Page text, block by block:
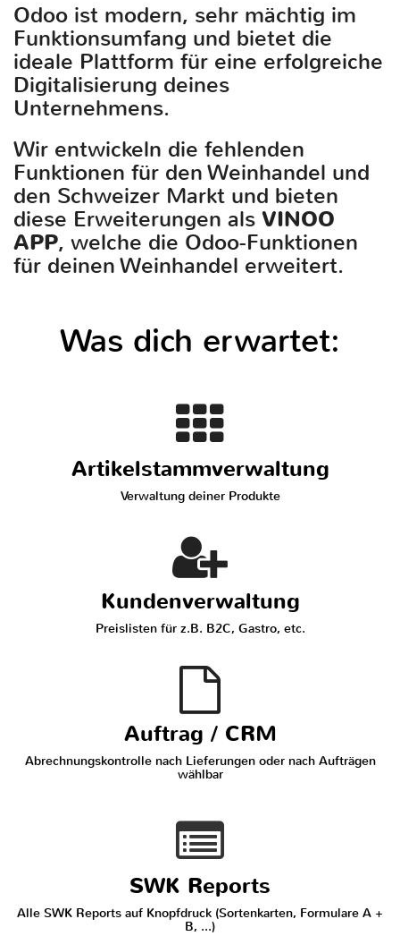
Odoo ist modern, sehr mächtig im
Funktionsumfang und bietet die
ideale Plattform für eine erfolgreiche
Digitalisierung deines
Unternehmens.
Wir entwickeln die fehlenden
Funktionen für den Weinhandel und
den Schweizer Markt und bieten
diese Erweiterungen als VINOO
APP, welche die Odoo-Funktionen
für deinen Weinhandel erweitert.
Was dich erwartet:
Artikelstammverwaltung
Verwaltung deiner Produkte
Kundenverwaltung
Preislisten für z.B. B2C, Gastro, etc.
Auftrag / CRM
Abrechnungskontrolle nach Lieferungen oder nach Aufträgen
wählbar
SWK Reports
Alle SWK Reports auf Knopfdruck (Sortenkarten, Formulare A +
B, ...)